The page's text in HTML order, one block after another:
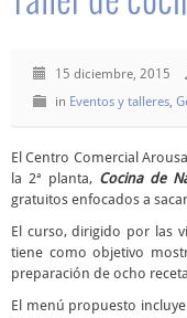
15 diciembre, 2015
in Eventos y talleres
El Centro Comercial
la 2ª planta, Cocina de
gratuitos enfocados a
El curso, dirigido por las
tiene como objetivo
preparación de ocho
El menú propuesto